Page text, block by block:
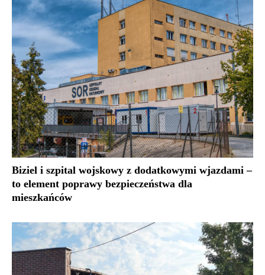
Biziel i szpital wojskowy z dodatkowymi wjazdami –
to element poprawy bezpieczeństwa dla
mieszkańców